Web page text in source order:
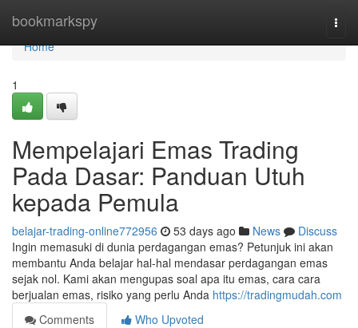
bookmarkspy
Home
Home
1
Mempelajari Emas Trading
Pada Dasar: Panduan Utuh
kepada Pemula
belajar-trading-online772956 53 days ago News
Discuss
Ingin memasuki di dunia perdagangan emas? Petunjuk ini akan
membantu Anda belajar hal-hal mendasar perdagangan emas
sejak nol. Kami akan mengupas soal apa itu emas, cara cara
berjualan emas, risiko yang perlu Anda https://tradingmudah.com
Comments
Who Upvoted